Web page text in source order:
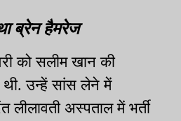
ब्रेन हैमरेज
को सलीम खान की
थी. उन्हें सांस लेने में
लीलावती अस्पताल में भर्ती